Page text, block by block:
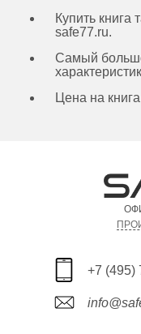
Купить книга
safe77.ru.
Самый
Цена на
+7 (495)